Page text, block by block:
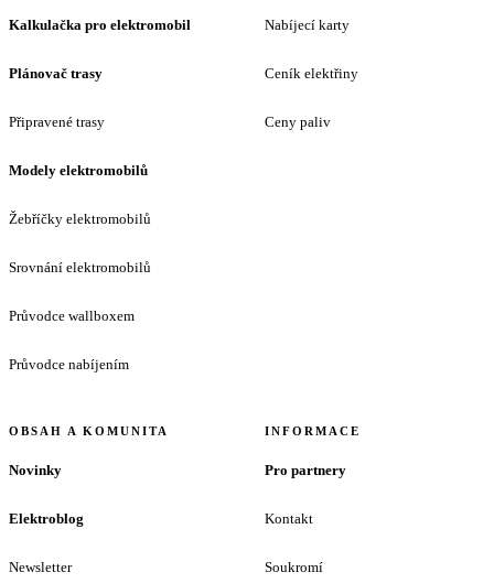
Kalkulačka pro elektromobil
Plánovač trasy
Připravené trasy
Modely elektromobilů
Žebříčky elektromobilů
Srovnání elektromobilů
Průvodce wallboxem
Průvodce nabíjením
Nabíjecí karty
Ceník elektřiny
Ceny paliv
OBSAH A KOMUNITA
Novinky
Elektroblog
Newsletter
INFORMACE
Pro partnery
Kontakt
Soukromí